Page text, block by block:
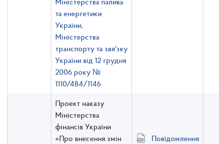
та енергетики
України,
Міністерства
транспорту та звя'зку
України від 12 грудня
2006 року №
1110/484/1146
Проект наказу
Міністерства
фінансів України
«Про внесення змін
Повідомлення